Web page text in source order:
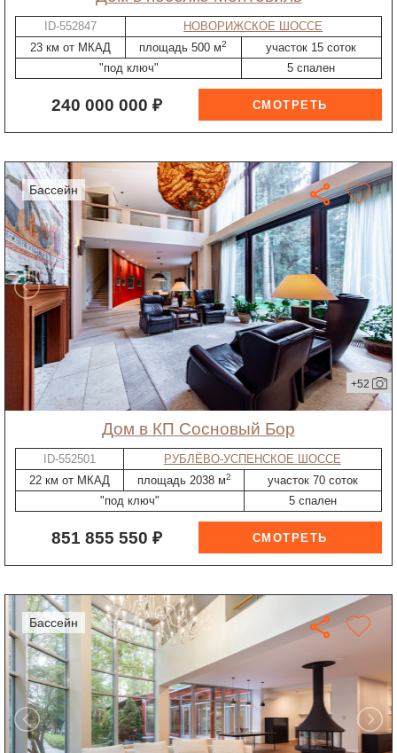
ID-552847
НОВОРИЖСКОЕ ШОССЕ
23 км от МКАД
площадь 500 м2
участок 15 соток
"под ключ"
5 спален
240 000 000 ₽
бассейн
+52
дом в КП Сосновый Бор
ID-552501
РУБЛЁВО-УСПЕНСКОЕ ШОССЕ
22 км от МКАД
площадь 2038 м2
участок 70 соток
"под ключ"
5 спален
851 855 550 ₽
бассейн